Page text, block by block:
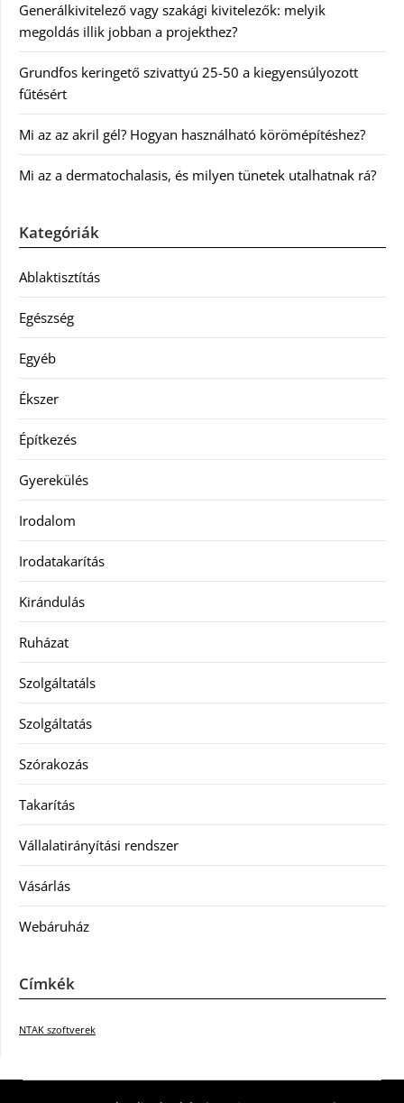
Generálkivitelező vagy szakági kivitelezők: melyik
megoldás illik jobban a projekthez?
Grundfos keringető szivattyú 25-50 a kiegyensúlyozott
fűtésért
Mi az az akril gél? Hogyan használható körömépítéshez?
Mi az a dermatochalasis, és milyen tünetek utalhatnak rá?
Kategóriák
Ablaktisztítás
Egészség
Egyéb
Ékszer
Építkezés
Gyerekülés
Irodalom
Irodatakarítás
Kirándulás
Ruházat
Szolgáltatáls
Szolgáltatás
Szórakozás
Takarítás
Vállalatirányítási rendszer
Vásárlás
Webáruház
Címkék
NTAK szoftverek